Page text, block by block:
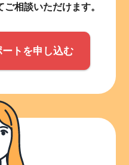
相談いただけます。
トを申し込む